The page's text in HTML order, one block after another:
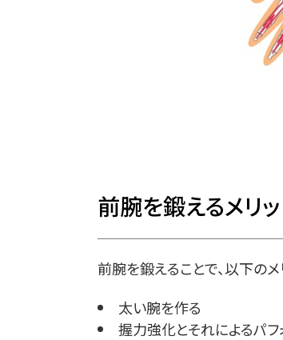
前腕を鍛えるメリッ
前腕を鍛えることで、以下のメ
太い腕を作る
握力強化とそれによるパフ